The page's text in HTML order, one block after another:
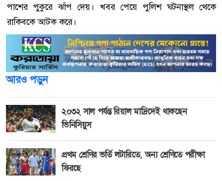
পাশের পুকুরে ঝাঁপ দেয়। খবর পেয়ে পুলিশ ঘটনাস্থল থেকে
রাকিবকে আটক করে।
আরও পড়ুন
২০৩২ সাল পর্যন্ত রিয়াল মাদ্রিদেই থাকছেন
ভিনিসিয়ুস
প্রথম শ্রেণির ভর্তি লটারিতে, অন্য শ্রেণিতে পরীক্ষা
ফিরছে